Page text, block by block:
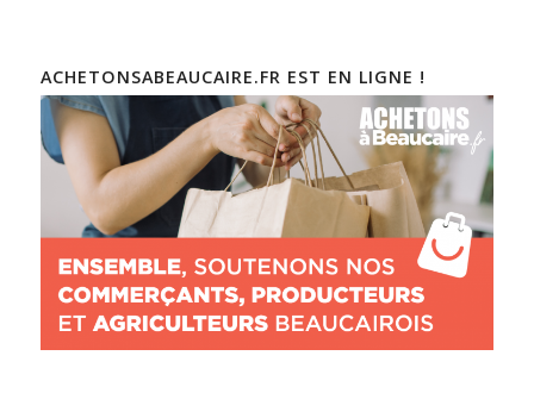
ACHETONSABEAUCAIRE.FR EST EN LIGNE !